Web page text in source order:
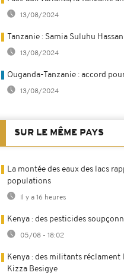
13/08/2024
Tanzanie : Samia Suluhu
13/08/2024
Ouganda-Tanzanie : accord
13/08/2024
SUR LE MÊME PAYS
La montée des eaux des lacs
populations
Il y a 16 heures
Kenya : des pesticides
05/08 - 18:02
Kenya : des militants
Kizza Besigye